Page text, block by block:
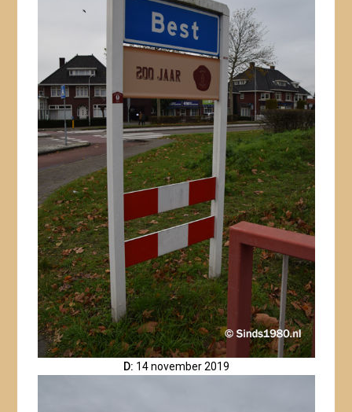
D: 14 november 2019